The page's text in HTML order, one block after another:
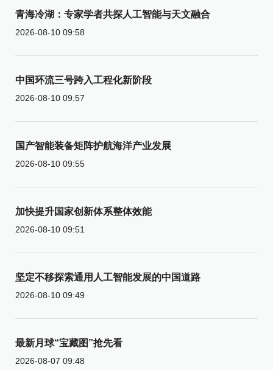
青海冷湖：专家学者共探人工智能与天文融合
2026-08-10 09:58
中国环流三号跨入工程化新阶段
2026-08-10 09:57
国产智能装备矩阵护航海洋产业发展
2026-08-10 09:55
加快提升国家创新体系整体效能
2026-08-10 09:51
坚定不移探索通用人工智能发展的中国道路
2026-08-10 09:49
最新月球“宝藏图”抢先看
2026-08-07 09:48